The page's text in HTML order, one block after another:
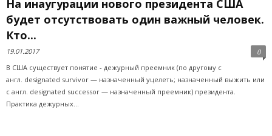
На инаугурации нового президента США
будет отсутствовать один важный человек.
Кто...
19.01.2017
0
В США существует понятие - дежурный преемник (по другому с
англ. designated survivor — назначенный уцелеть; назначенный выжить или
с англ. designated successor — назначенный преемник) президента.
Практика дежурных...